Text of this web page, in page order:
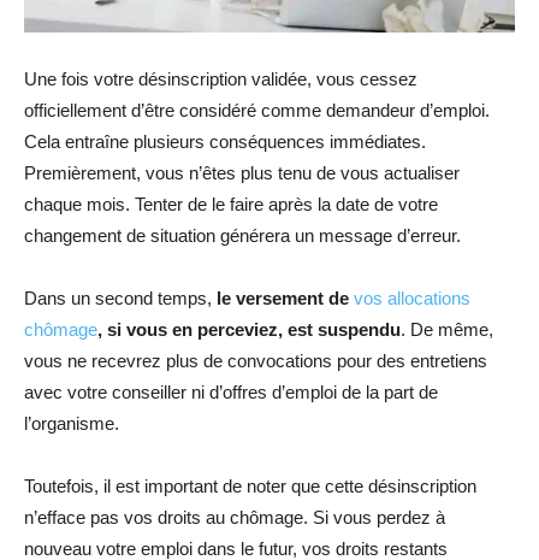
Une fois votre désinscription validée, vous cessez
officiellement d’être considéré comme demandeur d’emploi.
Cela entraîne plusieurs conséquences immédiates.
Premièrement, vous n’êtes plus tenu de vous actualiser
chaque mois. Tenter de le faire après la date de votre
changement de situation générera un message d’erreur.
Dans un second temps, le versement de vos allocations
chômage, si vous en perceviez, est suspendu. De même,
vous ne recevrez plus de convocations pour des entretiens
avec votre conseiller ni d’offres d’emploi de la part de
l’organisme.
Toutefois, il est important de noter que cette désinscription
n’efface pas vos droits au chômage. Si vous perdez à
nouveau votre emploi dans le futur, vos droits restants